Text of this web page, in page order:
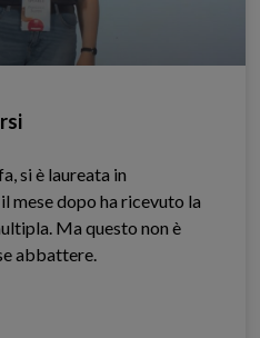
si è laureata in
mese dopo ha ricevuto la
Ma questo non è
abbattere.